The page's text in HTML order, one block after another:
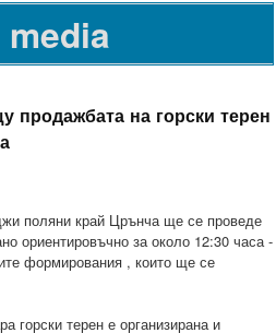
media
продажбата на горски терен
поляни край Црънча ще се проведе
ориентировъчно за около 12:30 часа -
формирования , които ще се
горски терен е организирана и